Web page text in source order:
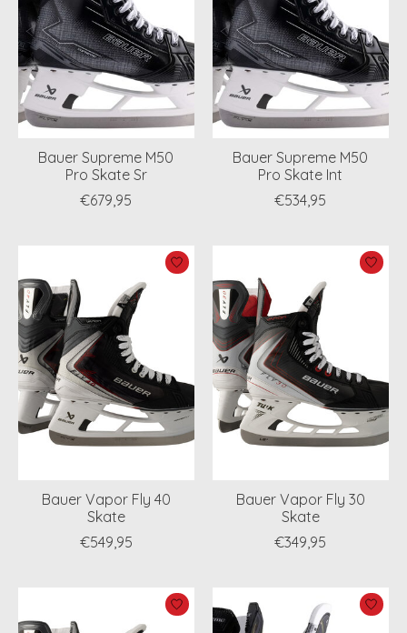
Bauer Supreme M50
Pro Skate Sr
€679,95
Bauer Supreme M50
Pro Skate Int
€534,95
Bauer Vapor Fly 40
Skate
€549,95
Bauer Vapor Fly 30
Skate
€349,95